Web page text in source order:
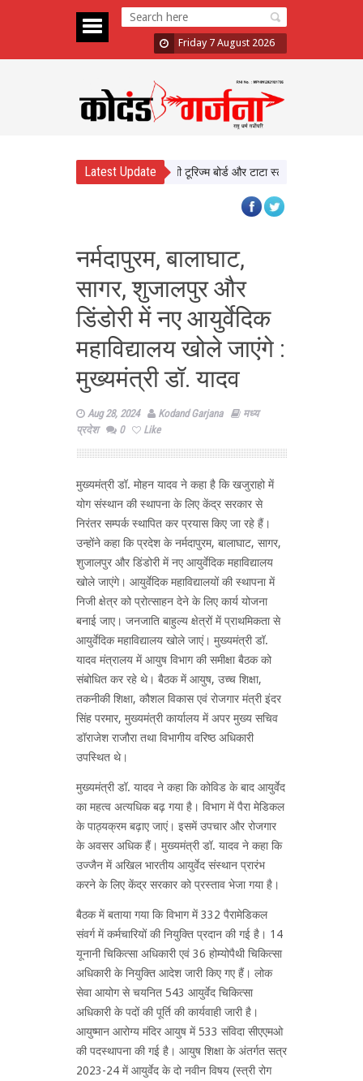
Friday 7 August 2026
Latest Updateएमपी टूरिज्म बोर्ड और टाटा स्ट्राइव साथ आए, पर्यटन
नर्मदापुरम, बालाघाट,
सागर, शुजालपुर और
डिंडोरी में नए आयुर्वेदिक
महाविद्यालय खोले जाएंगे :
मुख्यमंत्री डॉ. यादव
Aug 28, 2024 Kodand Garjana
मध्य
प्रदेश
0 Like
मुख्यमंत्री डॉ. मोहन यादव ने कहा है कि खजुराहो में
योग संस्थान की स्थापना के लिए केंद्र सरकार से
निरंतर सम्पर्क स्थापित कर प्रयास किए जा रहे हैं।
उन्होंने कहा कि प्रदेश के नर्मदापुरम, बालाघाट, सागर,
शुजालपुर और डिंडोरी में नए आयुर्वेदिक महाविद्यालय
खोले जाएंगे। आयुर्वेदिक महाविद्यालयों की स्थापना में
निजी क्षेत्र को प्रोत्साहन देने के लिए कार्य योजना
बनाई जाए। जनजाति बाहुल्य क्षेत्रों में प्राथमिकता से
आयुर्वेदिक महाविद्यालय खोले जाएं। मुख्यमंत्री डॉ.
यादव मंत्रालय में आयुष विभाग की समीक्षा बैठक को
संबोधित कर रहे थे। बैठक में आयुष, उच्च शिक्षा,
तकनीकी शिक्षा, कौशल विकास एवं रोजगार मंत्री इंदर
सिंह परमार, मुख्यमंत्री कार्यालय में अपर मुख्य सचिव
डॉराजेश राजौरा तथा विभागीय वरिष्ठ अधिकारी
उपस्थित थे।
मुख्यमंत्री डॉ. यादव ने कहा कि कोविड के बाद आयुर्वेद
का महत्व अत्यधिक बढ़ गया है। विभाग में पैरा मेडिकल
के पाठ्यक्रम बढ़ाए जाएं। इसमें उपचार और रोजगार
के अवसर अधिक हैं। मुख्यमंत्री डॉ. यादव ने कहा कि
उज्जैन में अखिल भारतीय आयुर्वेद संस्थान प्रारंभ
करने के लिए केंद्र सरकार को प्रस्ताव भेजा गया है।
बैठक में बताया गया कि विभाग में 332 पैरामेडिकल
संवर्ग में कर्मचारियों की नियुक्ति प्रदान की गई है। 14
यूनानी चिकित्सा अधिकारी एवं 36 होम्योपैथी चिकित्सा
अधिकारी के नियुक्ति आदेश जारी किए गए हैं। लोक
सेवा आयोग से चयनित 543 आयुर्वेद चिकित्सा
अधिकारी के पदों की पूर्ति की कार्यवाही जारी है।
आयुष्मान आरोग्य मंदिर आयुष में 533 संविदा सीएएमओ
की पदस्थापना की गई है। आयुष शिक्षा के अंतर्गत सत्र
2023-24 में आयुर्वेद के दो नवीन विषय (स्त्री रोग